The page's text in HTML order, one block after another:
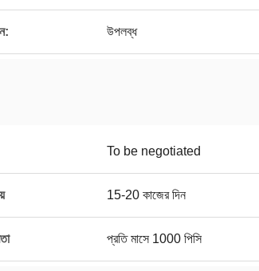
উপলব্ধ
To be negotiated
15-20 কাজের দিন
প্রতি মাসে 1000 পিসি